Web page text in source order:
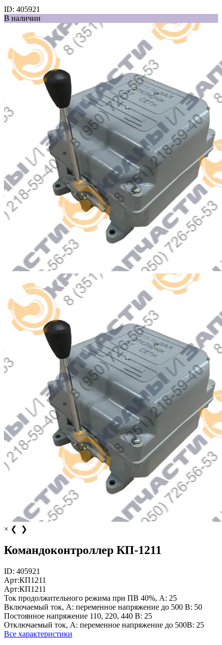
ID: 405921
В наличии
× ❮ ❯
Командоконтроллер КП-1211
ID: 405921
Арт:КП1211
Арт:КП1211
Ток продолжительного режима при ПВ 40%, А: 25
Включаемый ток, А: переменное напряжение до 500 В: 50
Постоянное напряжение 110, 220, 440 В: 25
Отключаемый ток, А: переменное напряжение до 500В: 25
Все характеристики